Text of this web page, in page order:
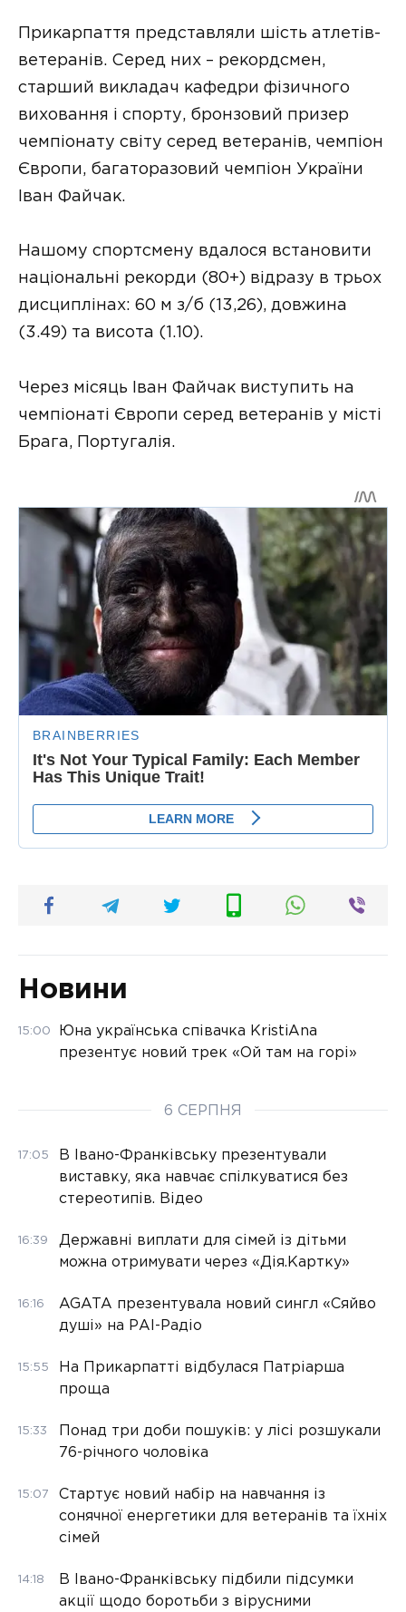
Прикарпаття представляли шість атлетів-
ветеранів. Серед них – рекордсмен,
старший викладач кафедри фізичного
виховання і спорту, бронзовий призер
чемпіонату світу серед ветеранів, чемпіон
Європи, багаторазовий чемпіон України
Іван Файчак.
Нашому спортсмену вдалося встановити
національні рекорди (80+) відразу в трьох
дисциплінах: 60 м з/б (13,26), довжина
(3.49) та висота (1.10).
Через місяць Іван Файчак виступить на
чемпіонаті Європи серед ветеранів у місті
Брага, Португалія.
Новини
15:00
Юна українська співачка KristiAna
презентує новий трек «Ой там на горі»
6 СЕРПНЯ
17:05
В Івано-Франківську презентували
виставку, яка навчає спілкуватися без
стереотипів. Відео
16:39
Державні виплати для сімей із дітьми
можна отримувати через «Дія.Картку»
16:16
AGATA презентувала новий сингл «Сяйво
душі» на РАІ-Радіо
15:55
На Прикарпатті відбулася Патріарша
проща
15:33
Понад три доби пошуків: у лісі розшукали
76-річного чоловіка
15:07
Стартує новий набір на навчання із
сонячної енергетики для ветеранів та їхніх
сімей
14:18
В Івано-Франківську підбили підсумки
акції щодо боротьби з вірусними